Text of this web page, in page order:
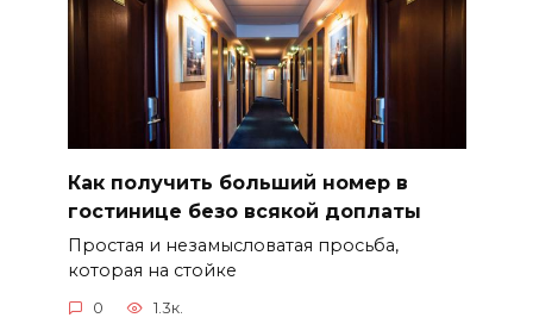
Как получить больший номер в
гостинице безо всякой доплаты
Простая и незамысловатая просьба,
которая на стойке
0 1.3к.